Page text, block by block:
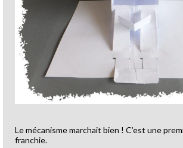
Le mécanisme marchait bien ! C’est une
franchie.